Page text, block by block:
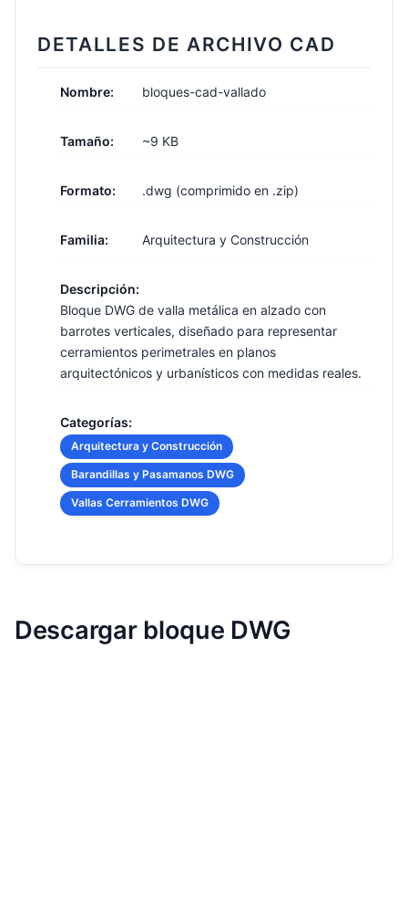
DETALLES DE ARCHIVO CAD
Nombre: bloques-cad-vallado
Tamaño: ~9 KB
Formato: .dwg (comprimido en .zip)
Familia: Arquitectura y Construcción
Descripción:
Bloque DWG de valla metálica en alzado con
barrotes verticales, diseñado para representar
cerramientos perimetrales en planos
arquitectónicos y urbanísticos con medidas reales.
Categorías:
Arquitectura y Construcción
Barandillas y Pasamanos DWG
Vallas Cerramientos DWG
Descargar bloque DWG